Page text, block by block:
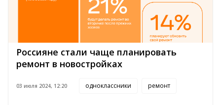
Россияне стали чаще планировать
ремонт в новостройках
03 июля 2024, 12:20 одноклассники ремонт